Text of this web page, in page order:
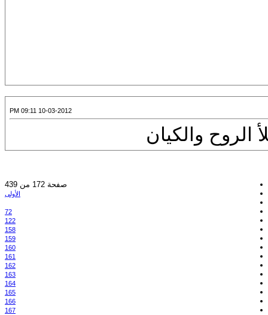
10-03-2012 09:11 PM
والكيان
صفحة 172 من 439
الأولى
72
122
158
159
160
161
162
163
164
165
166
167